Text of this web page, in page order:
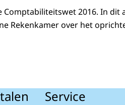
2016. In dit
Rekenkamer over het
Service